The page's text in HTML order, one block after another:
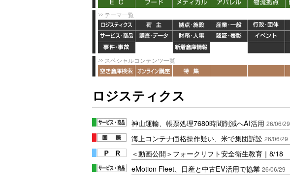
テーマ一覧
スペシャルコンテンツ一覧
ロジスティクス
神山運輸、帳票処理7680時間削減へAI活用 26/06/29
海上コンテナ価格操作疑い、米で集団訴訟 26/06/29
＜動画公開＞フォークリフト安全衛生教育｜8/18
eMotion Fleet、日産と中古EV活用で協業 26/06/29